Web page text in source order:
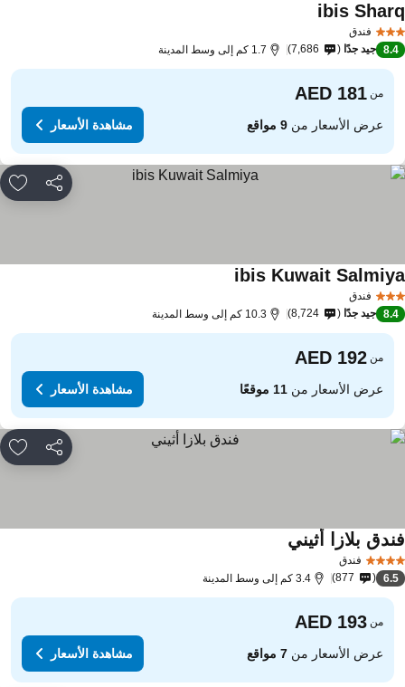
فندق
ibis
8.4 جيد جدًا 7,686 1.7 كم إلى وسط المدينة
من
عرض الأسعار من9 مواقع مشاهدة الأسعار
مشاركة
فندق
ibis Kuwait
8.4 جيد جدًا 8,724 10.3 كم إلى وسط المدينة
من
عرض الأسعار من11 موقعًا مشاهدة الأسعار
مشاركة
فندق
بلازا أثيني
6.5
877 3.4 كم إلى وسط المدينة
من
عرض الأسعار من7 مواقع مشاهدة الأسعار